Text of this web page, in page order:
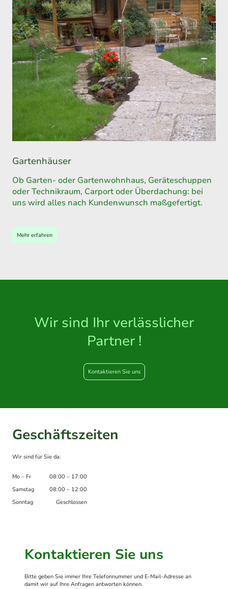
Gartenhäuser
Ob Garten- oder Gartenwohnhaus, Geräteschuppen
oder Technikraum, Carport oder Überdachung: bei
uns wird alles nach Kundenwunsch maßgefertigt.
Mehr erfahren
Wir sind Ihr verlässlicher
Partner !
Kontaktieren Sie uns
Geschäftszeiten
Wir sind für Sie da:
Mo – Fr
08:00 – 17:00
Samstag
08:00 – 12:00
Sonntag
Geschlossen
Kontaktieren Sie uns
Bitte geben Sie immer Ihre Telefonnummer und E-Mail-Adresse an
damit wir auf Ihre Anfragen antworten können.